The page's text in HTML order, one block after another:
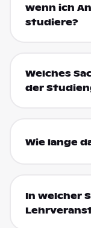
wenn ich
studiere?
Welches
der
Wie lange
In welcher